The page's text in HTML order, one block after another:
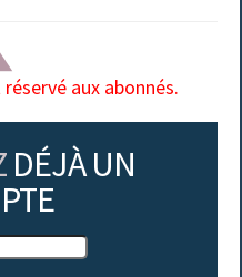
aux abonnés.
DÉJÀ UN